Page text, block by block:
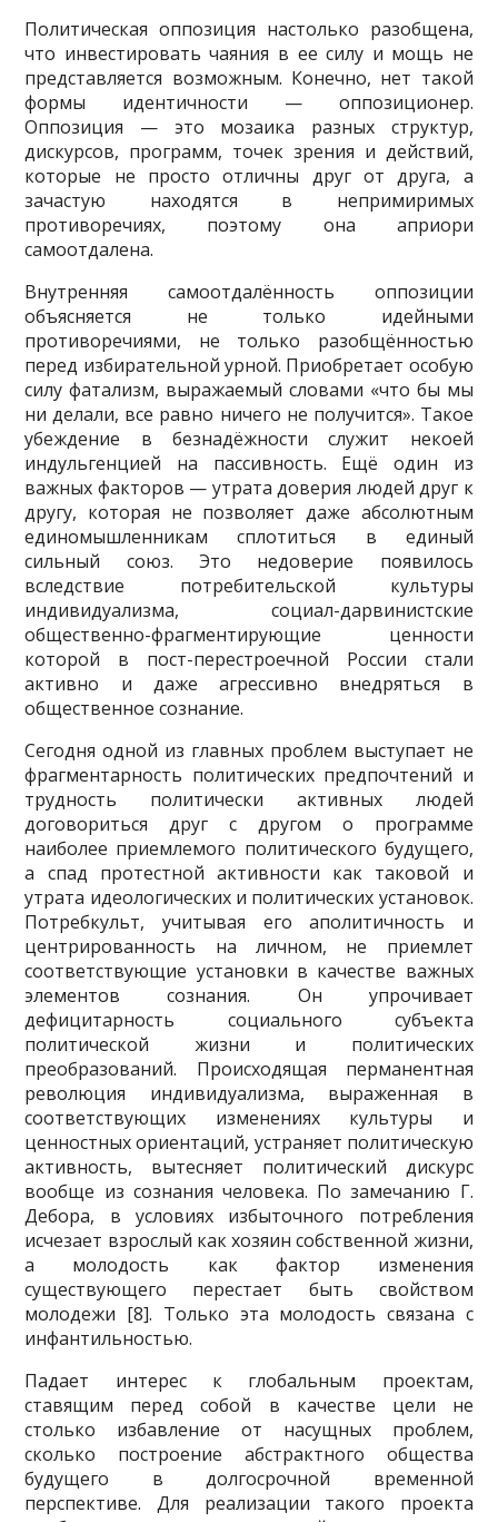
Политическая оппозиция настолько разобщена,
что инвестировать чаяния в ее силу и мощь не
представляется возможным. Конечно, нет такой
формы идентичности — оппозиционер.
Оппозиция — это мозаика разных структур,
дискурсов, программ, точек зрения и действий,
которые не просто отличны друг от друга, а
зачастую находятся в непримиримых
противоречиях, поэтому она априори
самоотдалена.
Внутренняя самоотдалённость оппозиции
объясняется не только идейными
противоречиями, не только разобщённостью
перед избирательной урной. Приобретает особую
силу фатализм, выражаемый словами «что бы мы
ни делали, все равно ничего не получится». Такое
убеждение в безнадёжности служит некоей
индульгенцией на пассивность. Ещё один из
важных факторов — утрата доверия людей друг к
другу, которая не позволяет даже абсолютным
единомышленникам сплотиться в единый
сильный союз. Это недоверие появилось
вследствие потребительской культуры
индивидуализма, социал-дарвинистские
общественно-фрагментирующие ценности
которой в пост-перестроечной России стали
активно и даже агрессивно внедряться в
общественное сознание.
Сегодня одной из главных проблем выступает не
фрагментарность политических предпочтений и
трудность политически активных людей
договориться друг с другом о программе
наиболее приемлемого политического будущего,
а спад протестной активности как таковой и
утрата идеологических и политических установок.
Потребкульт, учитывая его аполитичность и
центрированность на личном, не приемлет
соответствующие установки в качестве важных
элементов сознания. Он упрочивает
дефицитарность социального субъекта
политической жизни и политических
преобразований. Происходящая перманентная
революция индивидуализма, выраженная в
соответствующих изменениях культуры и
ценностных ориентаций, устраняет политическую
активность, вытесняет политический дискурс
вообще из сознания человека. По замечанию Г.
Дебора, в условиях избыточного потребления
исчезает взрослый как хозяин собственной жизни,
а молодость как фактор изменения
существующего перестает быть свойством
молодежи [8]. Только эта молодость связана с
инфантильностью.
Падает интерес к глобальным проектам,
ставящим перед собой в качестве цели не
столько избавление от насущных проблем,
сколько построение абстрактного общества
будущего в долгосрочной временной
перспективе. Для реализации такого проекта